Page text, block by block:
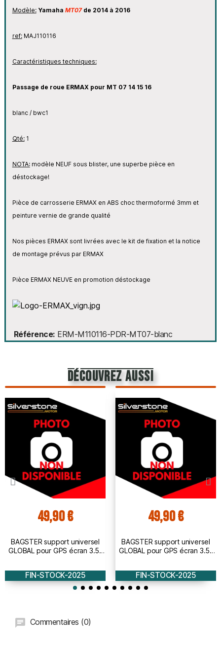
Modèle: Yamaha MT07 de 2014 à 2016
ref:MAJ110116
Caractéristiques techniques:
Passage de roue ERMAX pour MT 07 14 15 16
blanc / bwc1
Qté:1
NOTA:modèle NEUF sous blister, une superbe pièce en
déstockage!
Pièce de carrosserie ERMAX en ABS choc thermoformé 3mm et
peinture vernie de grande qualité
Nos pièces ERMAX sont livrées avec le kit de fixation et la notice
de montage prévus par ERMAX
Pièce ERMAX NEUVE en promotion déstockage
Référence ERM-M110116-PDR-MT07-blanc
découvrez aussi
49,90 €
BAGSTER support universel
GLOBAL pour GPS écran 3.5''
FIN-STOCK-2025
49,90 €
BAGSTER support universel
GLOBAL pour GPS écran 3.5''
FIN-STOCK-2025
Commentaires (0)